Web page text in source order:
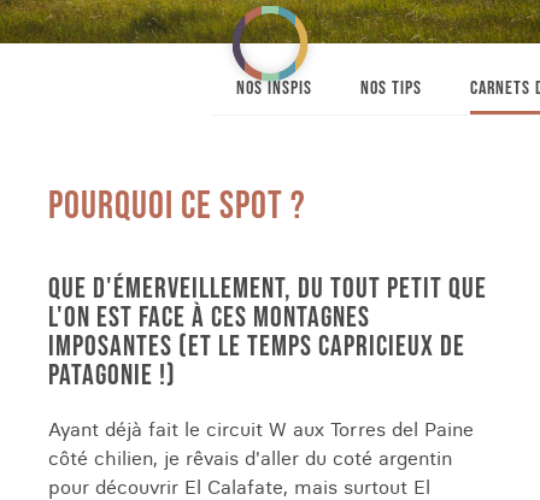
NOS INSPIS NOS TIPS CARNETS
POURQUOI CE SPOT ?
QUE D'ÉMERVEILLEMENT, DU TOUT PETIT QUE
L'ON EST FACE À CES MONTAGNES
IMPOSANTES (ET LE TEMPS CAPRICIEUX DE
PATAGONIE !)
Ayant déjà fait le circuit W aux Torres del Paine
côté chilien, je rêvais d'aller du coté argentin
pour découvrir El Calafate, mais surtout El